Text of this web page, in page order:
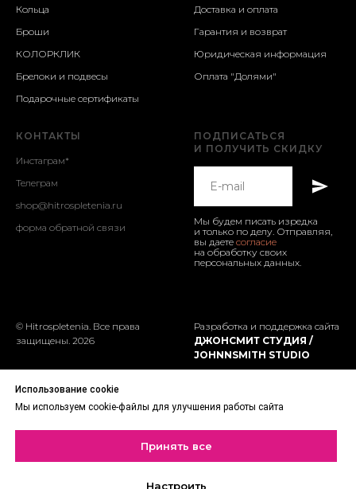
Использование cookie
Мы используем cookie-файлы для улучшения работы сайта
Принять все
Настроить
Кольца
Броши
КОЛОРКЛИК
Брелоки и подвесы
Подарочные сертификаты
Доставка и оплата
Гарантия и возврат
Юридическая информация
Оплата "Долями"
КОНТАКТЫ
Инстаграм*
Телеграм
shop@hitrospletenia.ru
форма обратной связи
ПОДПИСАТЬСЯ
И ПОЛУЧИТЬ СКИДКУ
Мы будем писать изредка
и только по делу. Отправляя,
вы даете согласие
на обработку своих
персональных данных.
© Hitrospletenia. Все права
защищены. 2026
Разработка и поддержка сайта
ДЖОНСМИТ СТУДИЯ /
JOHNNSMITH STUDIO
компании Meta, признанной